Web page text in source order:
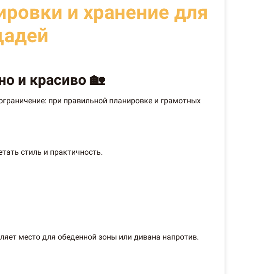
и хранение для
и красиво 🏡
при правильной планировке и грамотных
стиль и практичность.
место для обеденной зоны или дивана напротив.